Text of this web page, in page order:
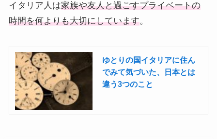
イタリア人は家族や友人と過ごすプライベートの
時間を何よりも大切にしています。
ゆとりの国イタリアに住ん
でみて気づいた、日本とは
違う3つのこと